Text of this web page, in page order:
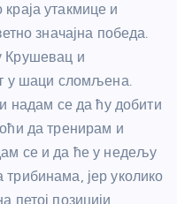
утакмице и
значајна победа.
Крушевац и
у шаци сломљена.
надам се да ћу добити
да тренирам и
се и да ће у недељу
јер уколико
петој позицији,